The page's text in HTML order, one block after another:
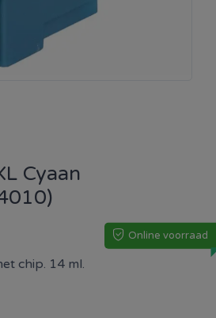
Cyaan
Online voorraad
chip. 14 ml.